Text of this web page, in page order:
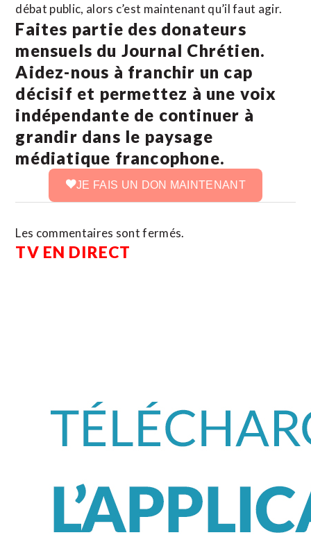
débat public, alors c’est maintenant qu’il faut agir.
Faites partie des donateurs
mensuels du Journal Chrétien.
Aidez-nous à franchir un cap
décisif et permettez à une voix
indépendante de continuer à
grandir dans le paysage
médiatique francophone.
JE FAIS UN DON MAINTENANT
Les commentaires sont fermés.
TV EN DIRECT